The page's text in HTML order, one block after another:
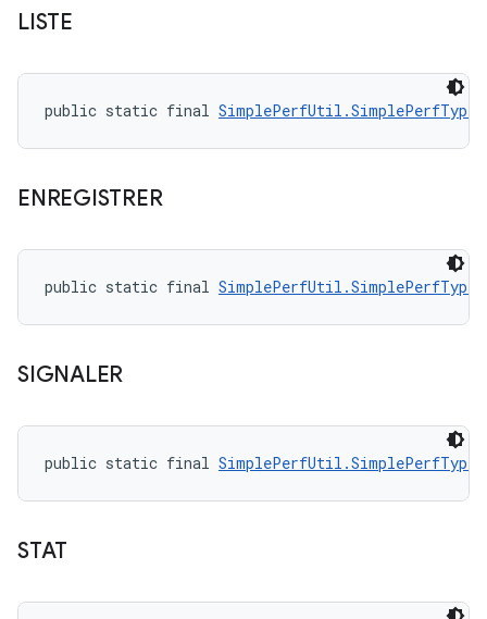
LISTE
public static final SimplePerfUtil.SimplePerfType
ENREGISTRER
public static final SimplePerfUtil.SimplePerfType
SIGNALER
public static final SimplePerfUtil.SimplePerfType
STAT